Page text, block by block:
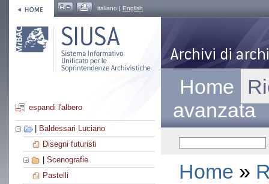
italiano | English
espandi l'albero
Baldessari Luciano
Disegni futuristi
Scenografie
Pastelli
Home
avanzata
Home »